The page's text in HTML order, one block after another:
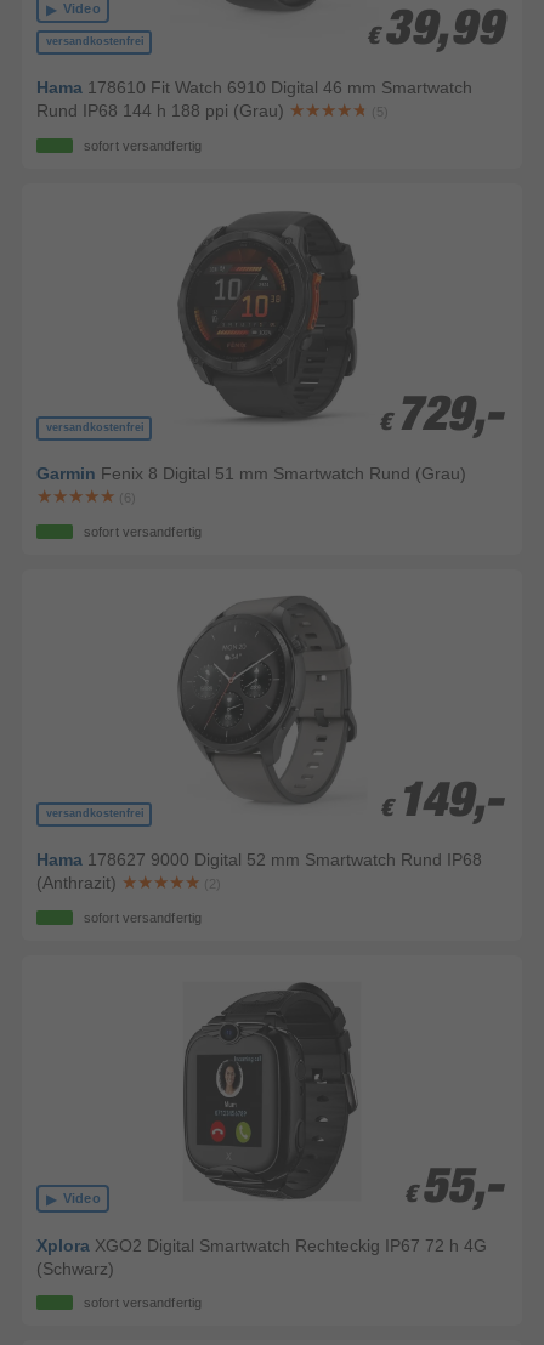
versandkostenfrei
Video
€ 39,99
€ 39,99
Hama 178610 Fit Watch 6910 Digital 46 mm Smartwatch
Rund IP68 144 h 188 ppi (Grau)
(5)
sofort versandfertig
versandkostenfrei € 729,-
€ 729,-
Garmin Fenix 8 Digital 51 mm Smartwatch Rund (Grau)
(6)
sofort versandfertig
versandkostenfrei € 149,-
€ 149,-
Hama 178627 9000 Digital 52 mm Smartwatch Rund IP68
(Anthrazit)
(2)
sofort versandfertig
Video € 55,-
€ 55,-
Xplora XGO2 Digital Smartwatch Rechteckig IP67 72 h 4G
(Schwarz)
sofort versandfertig